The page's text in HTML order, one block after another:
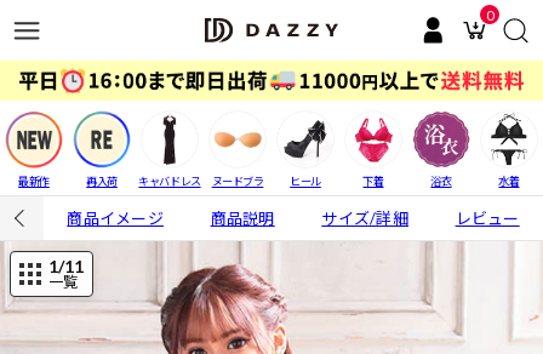
0
最新作 再入荷 キャバドレス ヌードブラ ヒール 下着 浴衣 水着
商品イメージ 商品説明 サイズ/詳細 レビュー
1/11
一覧